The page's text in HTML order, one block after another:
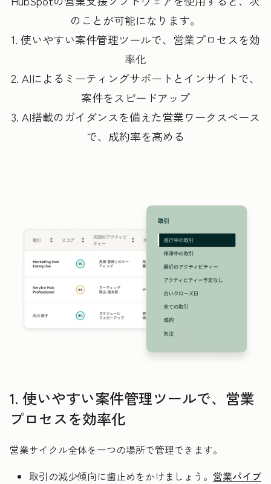
のことが可能になります。
1. 使いやすい案件管理ツールで、営業プロセスを効
率化
2. AIによるミーティングサポートとインサイトで、
案件をスピードアップ
3. AI搭載のガイダンスを備えた営業ワークスペース
で、成約率を高める
1. 使いやすい案件管理ツールで、営業
プロセスを効率化
営業サイクル全体を一つの場所で管理できます。
取引の減少傾向に歯止めをかけましょう。 営業パイプ